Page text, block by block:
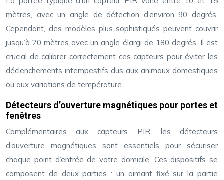
mètres, avec un angle de détection d’environ 90 degrés.
Cependant, des modèles plus sophistiqués peuvent couvrir
jusqu’à 20 mètres avec un angle élargi de 180 degrés. Il est
crucial de calibrer correctement ces capteurs pour éviter les
déclenchements intempestifs dus aux animaux domestiques
ou aux variations de température.
Détecteurs d’ouverture magnétiques pour portes et
fenêtres
Complémentaires aux capteurs PIR, les détecteurs
d’ouverture magnétiques sont essentiels pour sécuriser
chaque point d’entrée de votre domicile. Ces dispositifs se
composent de deux parties : un aimant fixé sur la partie